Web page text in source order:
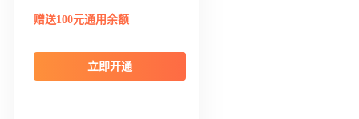
赠送100元通用余额
立即开通